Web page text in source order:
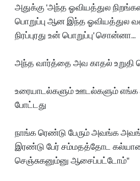
அதுக்கு 'அந்த ஓவியத்துல நிறங்கள
பொறுப்பு ஆன இந்த
நிரப்புரது உன் பொறுப்பு' சொன்னா...
அந்த வார்த்தை அவ காதல் உறுதி
உரையாடல்களும் ஊடல்களும் எங்க
போட்டது
நாங்க ரெண்டு பேரும் அவங்க
இரண்டு பேர் சம்மதத்தோட
செஞ்சுகனும்னு ஆசைப்பட்டோம்"